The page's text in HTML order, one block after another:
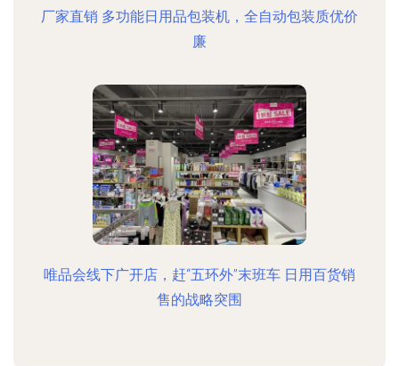
厂家直销 多功能日用品包装机，全自动包装质优价
廉
唯品会线下广开店，赶“五环外”末班车 日用百货销
售的战略突围